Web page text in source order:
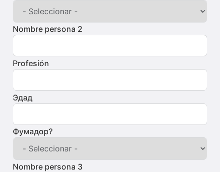
Nombre persona 2
Profesión
Эдад
Фумадор?
Nombre persona 3